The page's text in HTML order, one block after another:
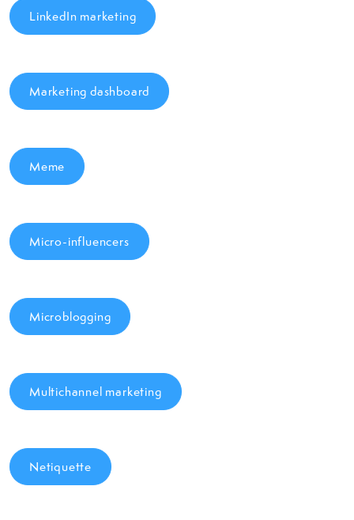
LinkedIn marketing
Marketing dashboard
Meme
Micro-influencers
Microblogging
Multichannel marketing
Netiquette